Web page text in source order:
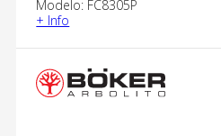
Modelo: FC8305P
+ Info